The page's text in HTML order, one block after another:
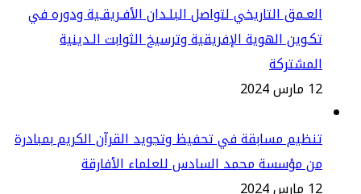
التاريخي لتواصل البلـدان الأفـريقـية ودوره في
الهوية الإفريقية وترسيخ الثوابت الـدينية
مسابقة في تحفيظ وتجويد القرآن الكريم بمبادرة
مؤسسة محمد السادس للعلماء الأفارقة